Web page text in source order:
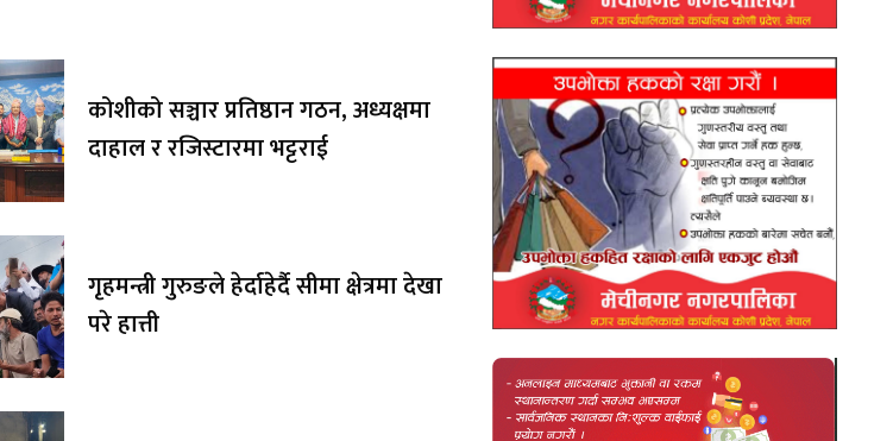
कोशीको सञ्चार प्रतिष्ठान गठन, अध्यक्षमा
दाहाल र रजिस्टारमा भट्टराई
गृहमन्त्री गुरुङले हेर्दाहेर्दै सीमा क्षेत्रमा देखा
परे हात्ती